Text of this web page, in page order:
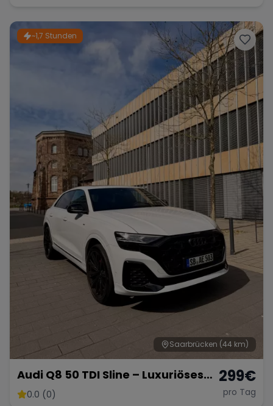
~1,7 Stunden
Saarbrücken (44 km)
Audi Q8 50 TDI Sline – Luxuriöses
SUV mit 286 PS
0.0 (0)
299€
pro Tag